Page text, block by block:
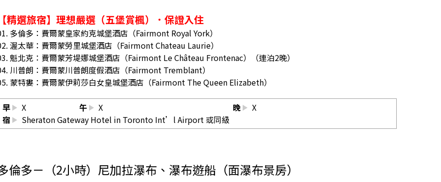
精選旅宿】理想嚴選（五堡賞楓）．保證入住
多倫多：費爾蒙皇家約克城堡酒店（Fairmont Royal York）
渥太華：費爾蒙勞里城堡酒店（Fairmont Chateau Laurie）
魁北克：費爾蒙芳堤娜城堡酒店（Fairmont Le Château Frontenac）（連泊2晚）
川普朗：費爾蒙川普朗度假酒店（Fairmont Tremblant）
蒙特婁：費爾蒙伊莉莎白女皇城堡酒店（Fairmont The Queen Elizabeth）
早 X 午 X 晚
X
宿
Sheraton Gateway Hotel in Toronto Int’l Airport 或同級
倫多－（2小時）尼加拉瀑布、瀑布遊船（面瀑布景房）